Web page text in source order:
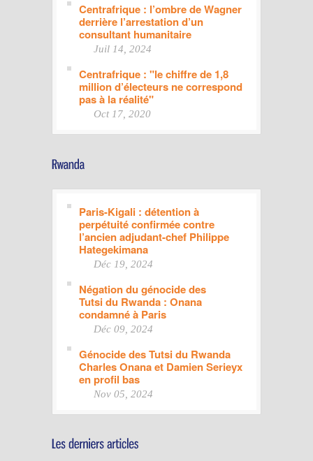
Centrafrique : l’ombre de Wagner
derrière l’arrestation d’un
consultant humanitaire
Juil 14, 2024
Centrafrique : "le chiffre de 1,8
million d’électeurs ne correspond
pas à la réalité"
Oct 17, 2020
Paris-Kigali : détention à
perpétuité confirmée contre
l’ancien adjudant-chef Philippe
Hategekimana
Déc 19, 2024
Négation du génocide des
Tutsi du Rwanda : Onana
condamné à Paris
Déc 09, 2024
Génocide des Tutsi du Rwanda
Charles Onana et Damien Serieyx
en profil bas
Nov 05, 2024